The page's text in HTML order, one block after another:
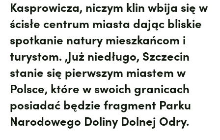
Kasprowicza, niczym klin wbija się w
ścisłe centrum miasta dając bliskie
spotkanie natury mieszkańcom i
turystom. ,Już niedługo, Szczecin
stanie się pierwszym miastem w
Polsce, które w swoich granicach
posiadać będzie fragment Parku
Narodowego Doliny Dolnej Odry.